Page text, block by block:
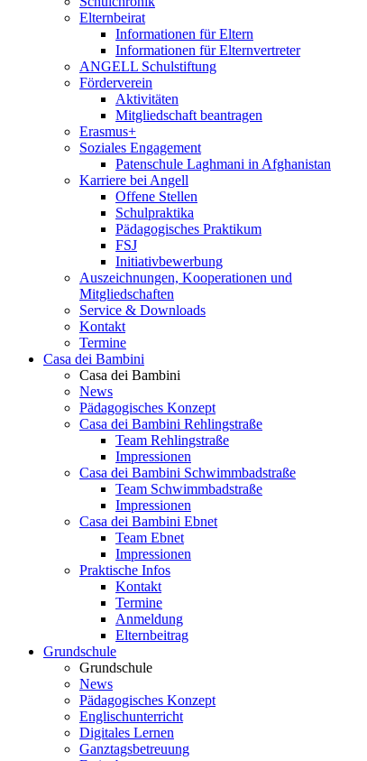
Elternbeirat
Informationen für Eltern
Informationen für Elternvertreter
ANGELL Schulstiftung
Förderverein
Aktivitäten
Mitgliedschaft beantragen
Erasmus+
Soziales Engagement
Patenschule Laghmani in Afghanistan
Karriere bei Angell
Offene Stellen
Schulpraktika
Pädagogisches Praktikum
FSJ
Initiativbewerbung
Auszeichnungen, Kooperationen und
Mitgliedschaften
Service & Downloads
Kontakt
Termine
Casa dei Bambini
Casa dei Bambini
News
Pädagogisches Konzept
Casa dei Bambini Rehlingstraße
Team Rehlingstraße
Impressionen
Casa dei Bambini Schwimmbadstraße
Team Schwimmbadstraße
Impressionen
Casa dei Bambini Ebnet
Team Ebnet
Impressionen
Praktische Infos
Kontakt
Termine
Anmeldung
Elternbeitrag
Grundschule
Grundschule
News
Pädagogisches Konzept
Englischunterricht
Digitales Lernen
Ganztagsbetreuung